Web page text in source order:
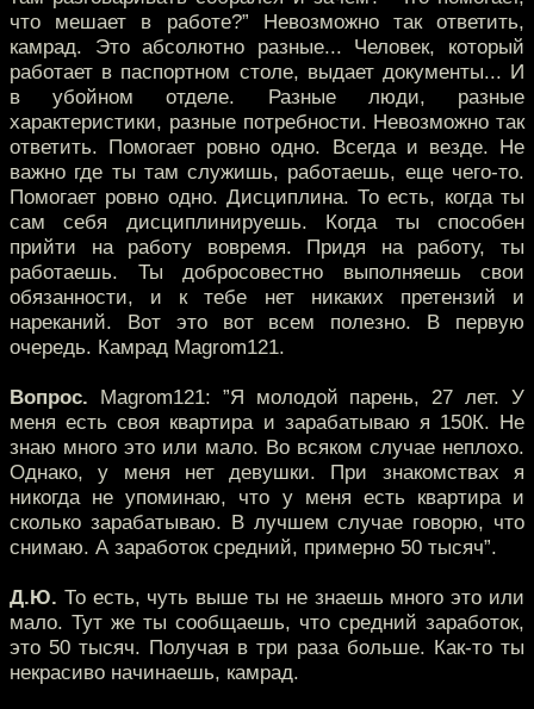
что мешает в работе?” Невозможно так ответить,
камрад. Это абсолютно разные... Человек, который
работает в паспортном столе, выдает документы... И
в убойном отделе. Разные люди, разные
характеристики, разные потребности. Невозможно так
ответить. Помогает ровно одно. Всегда и везде. Не
важно где ты там служишь, работаешь, еще чего-то.
Помогает ровно одно. Дисциплина. То есть, когда ты
сам себя дисциплинируешь. Когда ты способен
прийти на работу вовремя. Придя на работу, ты
работаешь. Ты добросовестно выполняешь свои
обязанности, и к тебе нет никаких претензий и
нареканий. Вот это вот всем полезно. В первую
очередь. Камрад Magrom121.
Вопрос. Magrom121: ”Я молодой парень, 27 лет. У
меня есть своя квартира и зарабатываю я 150К. Не
знаю много это или мало. Во всяком случае неплохо.
Однако, у меня нет девушки. При знакомствах я
никогда не упоминаю, что у меня есть квартира и
сколько зарабатываю. В лучшем случае говорю, что
снимаю. А заработок средний, примерно 50 тысяч”.
Д.Ю. То есть, чуть выше ты не знаешь много это или
мало. Тут же ты сообщаешь, что средний заработок,
это 50 тысяч. Получая в три раза больше. Как-то ты
некрасиво начинаешь, камрад.